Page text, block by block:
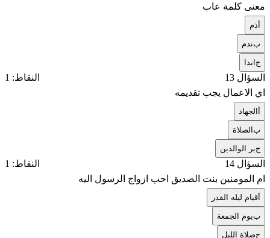
معنى كلمة عاب
ذم
بندم
جابدا
السؤال 13
النقاط: 1
اي الاعمال يجب تقديمه
الجهاد
بالصلاة
جبر الوالدين
السؤال 14
النقاط: 1
ام المومنين بنت الصديق احب ازواج الرسول اليه
قيام ليله القدر
بيوم الجمعة
جصلاة الليل